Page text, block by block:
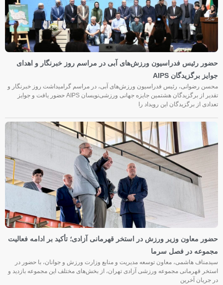
حضور رئیس فدراسیون ورزش‌های آبی در مراسم روز خبرنگار و اهدای
جوایز برگزیدگان AIPS
محسن رضوانی، رئیس فدراسیون ورزش‌های آبی، در مراسم گرامیداشت روز خبرنگار و
تقدیر از برگزیدگان هشتمین جایزه جهانی ورزشی‌نویسان AIPS حضور یافت و جوایز
تعدادی از برگزیدگان این رویداد را
حضور معاون وزیر ورزش در استخر قهرمانی آزادی؛ تأکید بر ادامه فعالیت
مجموعه در فصل سرما
سیدمناف هاشمی، معاون توسعه مدیریت و منابع وزارت ورزش و جوانان، با حضور در
استخر قهرمانی مجموعه ورزشی آزادی تهران، از بخش‌های مختلف این مجموعه بازدید و
در جریان آخرین